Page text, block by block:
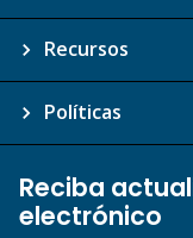
Recursos
Políticas
Reciba
electrónico